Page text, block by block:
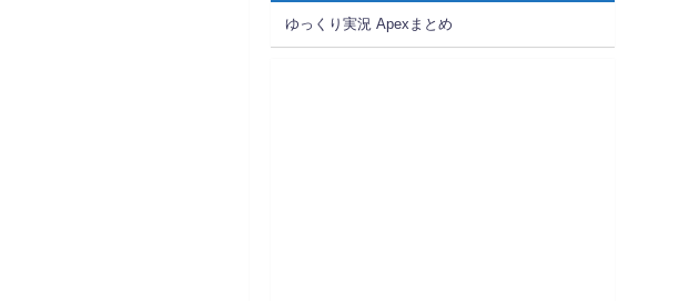
ゆっくり実況 Apexまとめ